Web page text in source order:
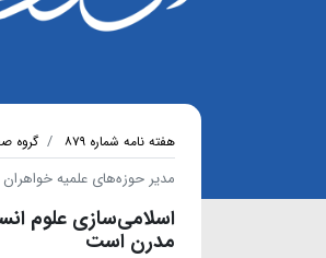
هفته نامه شماره ۸۷۹ گروه
مدیر حوزه‌های علمیه
اسلامی‌سازی علوم
مدرن است